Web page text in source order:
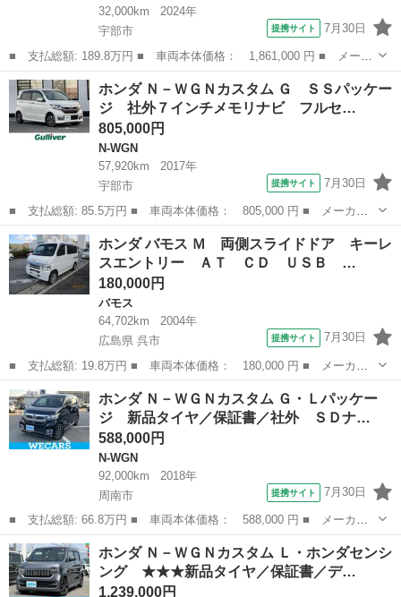
32,000km
2024年
宇部市
提携サイト 7月30日
■ 支払総額: 189.8万円 ■ 車両本体価格： 1,861,000 円 ■ メーカ
ー名： ホンダ ■ 車種名： Ｎ－ＢＯＸカスタム ■ グレード
名： ターボ ターボ 純正８型ＤＡ 両側パワスラ バックカメ
ラ スマートキ...
山口 宇部市 N-BOX
ホンダ Ｎ－ＷＧＮカスタム Ｇ ＳＳパッケー
ジ 社外７インチメモリナビ フルセ…
805,000円
N-WGN
57,920km
2017年
宇部市
提携サイト 7月30日
■ 支払総額: 85.5万円 ■ 車両本体価格： 805,000 円 ■ メーカー
名： ホンダ ■ 車種名： Ｎ－ＷＧＮカスタム ■ グレード名：
Ｇ ＳＳパッケージ 社外７インチメモリナビ フルセグＴＶ ミュ
ージックサー...
山口 宇部市 N-WGN
ホンダ バモス Ｍ 両側スライドドア キーレ
スエントリー ＡＴ ＣＤ ＵＳＢ …
180,000円
バモス
64,702km
2004年
広島県 呉市
提携サイト 7月30日
■ 支払総額: 19.8万円 ■ 車両本体価格： 180,000 円 ■ メーカー
名： ホンダ ■ 車種名： バモス ■ グレード名： Ｍ 両側スラ
イドドア キーレスエントリー ＡＴ ＣＤ ＵＳＢ アルミホイー
ル 衝突安全...
広島 呉市 バモス
ホンダ Ｎ－ＷＧＮカスタム Ｇ・Ｌパッケー
ジ 新品タイヤ／保証書／社外 ＳＤナ…
588,000円
N-WGN
92,000km
2018年
周南市
提携サイト 7月30日
■ 支払総額: 66.8万円 ■ 車両本体価格： 588,000 円 ■ メーカー
名： ホンダ ■ 車種名： Ｎ－ＷＧＮカスタム ■ グレード名：
Ｇ・Ｌパッケージ 新品タイヤ／保証書／社外 ＳＤナビ／シート
ハーフレザー...
山口 周南市 N-WGN
ホンダ Ｎ－ＷＧＮカスタム Ｌ・ホンダセンシ
ング ★★★新品タイヤ／保証書／デ…
1,239,000円